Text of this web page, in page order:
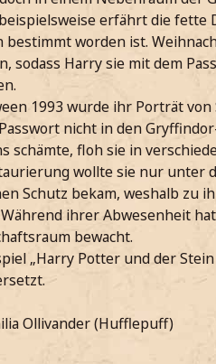
erfährt die fette
bestimmt worden ist.
sodass Harry sie mit dem
1993 wurde ihr Porträt
nicht in den
schämte, floh sie in
wollte sie nur unter
Schutz bekam, weshalb zu
ihrer Abwesenheit
bewacht.
„Harry Potter und der
Ollivander (Hufflepuff)